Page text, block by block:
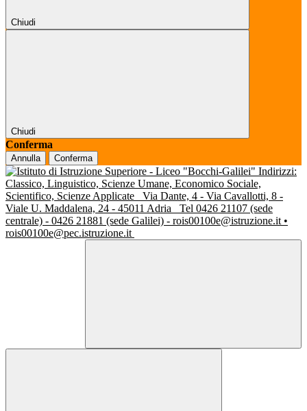
Chiudi
Chiudi
Conferma
Annulla Conferma
Indirizzi:
Classico, Linguistico, Scienze Umane, Economico Sociale,
Scientifico, Scienze Applicate
Via Dante, 4 - Via Cavallotti, 8 -
Viale U. Maddalena, 24 - 45011 Adria
Tel 0426 21107 (sede
centrale) - 0426 21881 (sede Galilei) - rois00100e@istruzione.it •
rois00100e@pec.istruzione.it